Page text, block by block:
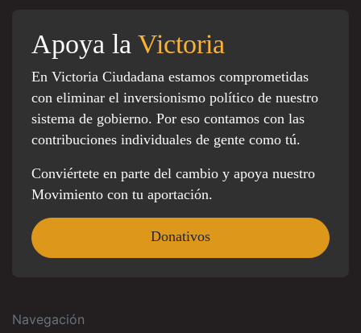
Apoya la Victoria
En Victoria Ciudadana estamos comprometidas
con eliminar el inversionismo político de nuestro
sistema de gobierno. Por eso contamos con las
contribuciones individuales de gente como tú.
Conviértete en parte del cambio y apoya nuestro
Movimiento con tu aportación.
Donativos
Navegación